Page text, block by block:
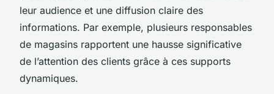
leur audience et une diffusion claire des
informations. Par exemple, plusieurs responsables
de magasins rapportent une hausse significative
de l’attention des clients grâce à ces supports
dynamiques.